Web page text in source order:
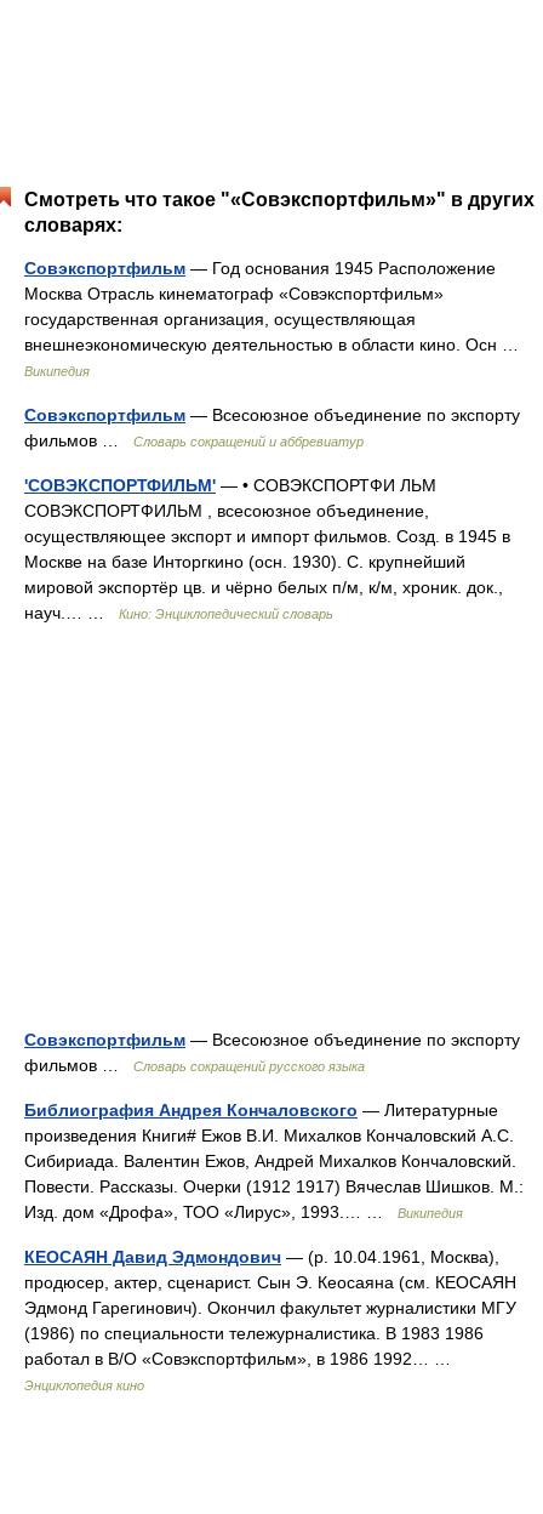
Смотреть что такое "«Совэкспортфильм»" в других
словарях:
Совэкспортфильм — Год основания 1945 Расположение
Москва Отрасль кинематограф «Совэкспортфильм»
государственная организация, осуществляющая
внешнеэкономическую деятельностью в области кино. Осн …
Википедия
Совэкспортфильм — Всесоюзное объединение по экспорту
фильмов …
Словарь сокращений и аббревиатур
'СОВЭКСПОРТФИЛЬМ' — • СОВЭКСПОРТФИ ЛЬМ
СОВЭКСПОРТФИЛЬМ , всесоюзное объединение,
осуществляющее экспорт и импорт фильмов. Созд. в 1945 в
Москве на базе Инторгкино (осн. 1930). С. крупнейший
мировой экспортёр цв. и чёрно белых п/м, к/м, хроник. док.,
науч.… …
Кино: Энциклопедический словарь
Совэкспортфильм — Всесоюзное объединение по экспорту
фильмов …
Словарь сокращений русского языка
Библиография Андрея Кончаловского — Литературные
произведения Книги# Ежов В.И. Михалков Кончаловский А.С.
Сибириада. Валентин Ежов, Андрей Михалков Кончаловский.
Повести. Рассказы. Очерки (1912 1917) Вячеслав Шишков. М.:
Изд. дом «Дрофа», ТОО «Лирус», 1993.… …
Википедия
КЕОСАЯН Давид Эдмондович — (р. 10.04.1961, Москва),
продюсер, актер, сценарист. Сын Э. Кеосаяна (см. КЕОСАЯН
Эдмонд Гарегинович). Окончил факультет журналистики МГУ
(1986) по специальности тележурналистика. В 1983 1986
работал в В/О «Совэкспортфильм», в 1986 1992… …
Энциклопедия кино